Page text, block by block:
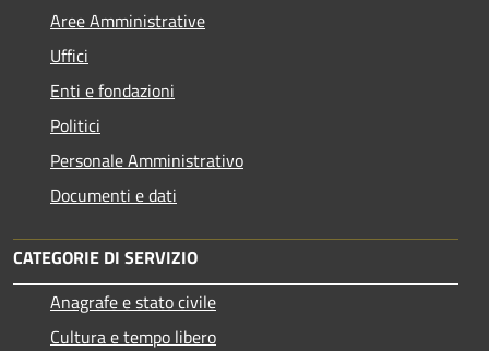
Aree Amministrative
Uffici
Enti e fondazioni
Politici
Personale Amministrativo
Documenti e dati
CATEGORIE DI SERVIZIO
Anagrafe e stato civile
Cultura e tempo libero